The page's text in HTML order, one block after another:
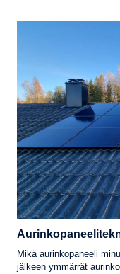
Mikä aurinkopaneeli
jälkeen ymmärrät